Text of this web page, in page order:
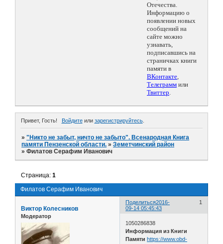
Отечества.
Информацию о
появлении новых
сообщений на
сайте можно
узнавать,
подписавшись на
страничках книги
памяти в
ВКонтакте,
Телеграмм или
Твиттер.
Привет, Гость! Войдитеили зарегистрируйтесь.
»"Никто не забыт, ничто не забыто". Всенародная Книга
памяти Пензенской области. »Земетчинский район
»Филатов Серафим Иванович
Филатов Серафим Иванович
Страница:1
Поделиться 1
2016-
09-14 05:45:43
Виктор Колесников
Модератор
1050286838
Информация из Книги
Памяти https://www.obd-